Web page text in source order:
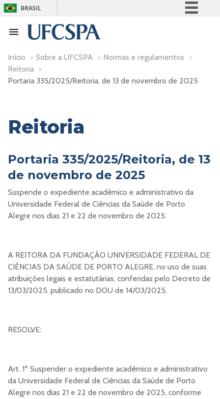
BRASIL
Participe
Início > Sobre a UFCSPA > Normas e regulamentos >
Reitoria >
Portaria 335/2025/Reitoria, de 13 de novembro de 2025
Reitoria
Portaria 335/2025/Reitoria, de 13
de novembro de 2025
Suspende o expediente acadêmico e administrativo da
Universidade Federal de Ciências da Saúde de Porto
Alegre nos dias 21 e 22 de novembro de 2025.
A REITORA DA FUNDAÇÃO UNIVERSIDADE FEDERAL DE
CIÊNCIAS DA SAÚDE DE PORTO ALEGRE, no uso de suas
atribuições legais e estatutárias, conferidas pelo Decreto de
13/03/2025, publicado no DOU de 14/03/2025,
RESOLVE:
Art. 1º Suspender o expediente acadêmico e administrativo
da Universidade Federal de Ciências da Saúde de Porto
Alegre nos dias 21 e 22 de novembro de 2025, conforme